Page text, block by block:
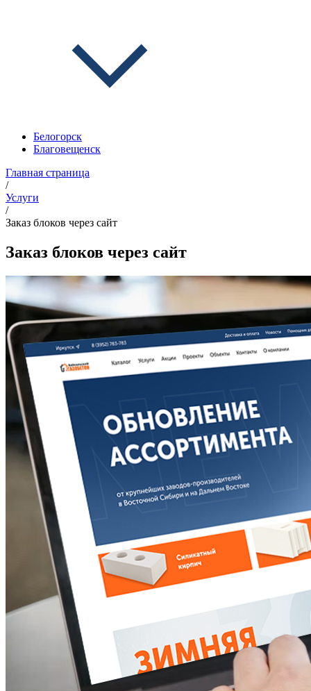
Белогорск
Благовещенск
Главная страница
/
Услуги
/
Заказ блоков через сайт
Заказ блоков через сайт